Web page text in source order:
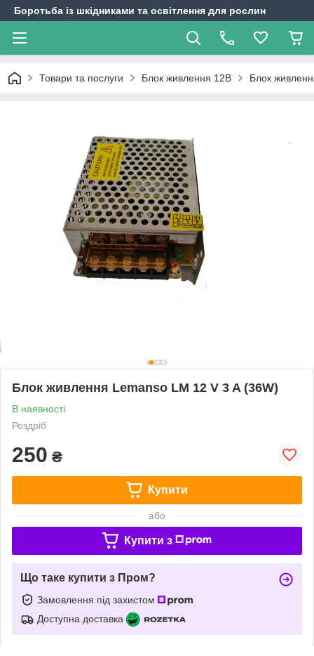
Боротьба із шкідниками та освітлення для рослин
Товари та послуги Блок живлення 12В Блок
Блок живлення Lemanso LM 12 V 3 A (36W)
В наявності
Роздріб
250 ₴
Купити
або
Купити з
Що таке купити з Пром?
Замовлення під захистом
Доступна доставка